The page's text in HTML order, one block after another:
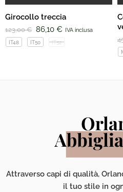
Girocollo treccia
123,00€ 86,10 € IVA inclusa
IT48 IT50 IT52
Attraverso capi di qualità,
il tuo stile in